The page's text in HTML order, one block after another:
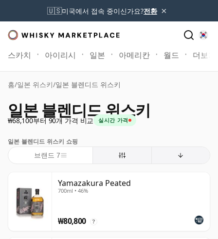
🇺🇸미국에서 접속 중이신가요?전환 ×
스카치 아이리시 일본 아메리칸 월드 더보기
홈/일본 위스키/일본 블렌디드 위스키
일본 블렌디드 위스키
₩68,100부터 90개 가격 비교 실시간 가격
일본 블렌디드 위스키 쇼핑
브랜드 7
Yamazakura Peated
700ml • 46%
₩80,800 ?